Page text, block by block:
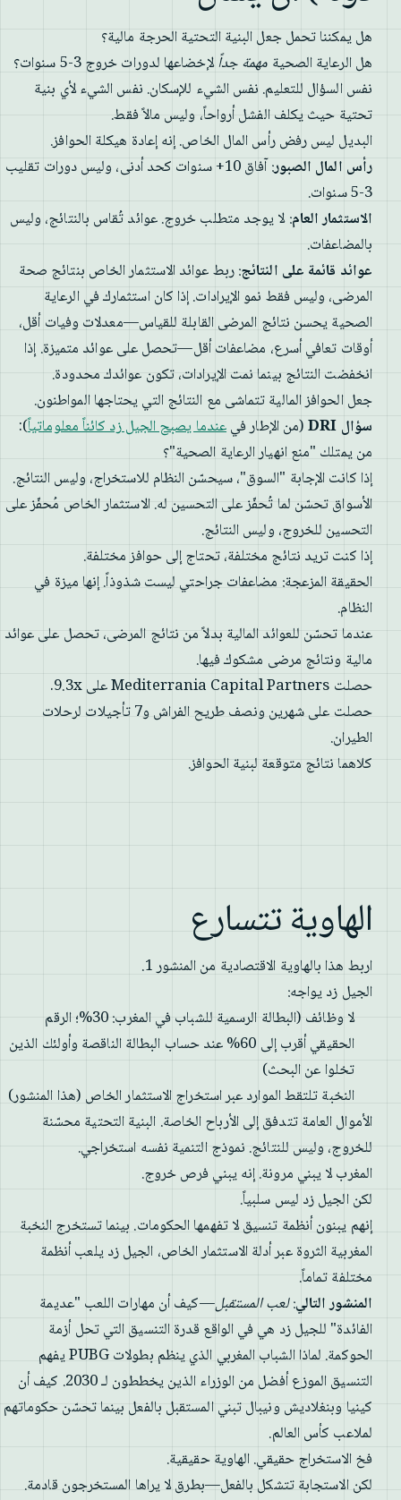
هل يمكننا تحمل جعل البنية التحتية الحرجة مالية؟
هل الرعاية الصحيةمهمة جداًلإخضاعها لدورات خروج 3-5 سنوات؟
نفس السؤال للتعليم. نفس الشيء للإسكان. نفس الشيء لأي بنية
تحتية حيث يكلف الفشل أرواحاً، وليس مالاً فقط.
البديل ليس رفض رأس المال الخاص. إنه إعادة هيكلة الحوافز.
رأس المال الصبور
: آفاق 10+ سنوات كحد أدنى، وليس دورات تقليب
الاستثمار العام: لا يوجد متطلب خروج. عوائد تُقاس بالنتائج، وليس
بالمضاعفات.
عوائد قائمة على النتائج: ربط عوائد الاستثمار الخاص بنتائج صحة
المرضى، وليس فقط نمو الإيرادات. إذا كان استثمارك في الرعاية
الصحية يحسن نتائج المرضى القابلة للقياس—معدلات وفيات أقل،
أوقات تعافي أسرع، مضاعفات أقل—تحصل على عوائد متميزة. إذا
انخفضت النتائج بينما نمت الإيرادات، تكون عوائدك محدودة.
جعل الحوافز المالية تتماشى مع النتائج التي يحتاجها المواطنون.
سؤال DRI
(من الإطار فيعندما يصبح الجيل زد كائناً معلوماتياً):
من يمتلك "منع انهيار الرعاية الصحية"؟
إذا كانت الإجابة "السوق"، سيحسّن النظام للاستخراج، وليس النتائج.
الأسواق تحسّن لما تُحفّز على التحسين له. الاستثمار الخاص مُحفّز على
التحسين للخروج، وليس النتائج.
إذا كنت تريد نتائج مختلفة، تحتاج إلى حوافز مختلفة.
الحقيقة المزعجة: مضاعفات جراحتي ليست شذوذاً. إنها ميزة في
النظام.
عندما تحسّن للعوائد المالية بدلاً من نتائج المرضى، تحصل على عوائد
مالية ونتائج مرضى مشكوك فيها.
حصلت Mediterrania Capital Partners على 9.3x.
حصلت على شهرين ونصف طريح الفراش و7 تأجيلات لرحلات
الطيران.
كلاهما نتائج متوقعة لبنية الحوافز.
الهاوية تتسارع
اربط هذا بالهاوية الاقتصادية من المنشور 1.
الجيل زد يواجه:
لا وظائف (البطالة الرسمية للشباب في المغرب: 30%؛ الرقم
الحقيقي أقرب إلى 60% عند حساب البطالة الناقصة وأولئك الذين
تخلوا عن البحث)
النخبة تلتقط الموارد عبر استخراج الاستثمار الخاص (هذا المنشور)
الأموال العامة تتدفق إلى الأرباح الخاصة. البنية التحتية محسّنة
للخروج، وليس للنتائج. نموذج التنمية نفسه استخراجي.
المغرب لا يبني مرونة. إنه يبني فرص خروج.
لكن الجيل زد ليس سلبياً.
إنهم يبنون أنظمة تنسيق لا تفهمها الحكومات. بينما تستخرج النخبة
المغربية الثروة عبر أدلة الاستثمار الخاص، الجيل زد يلعب أنظمة
مختلفة تماماً.
المنشور التالي:لعب المستقبل—كيف أن مهارات اللعب "عديمة
الفائدة" للجيل زد هي في الواقع قدرة التنسيق التي تحل أزمة
الحوكمة. لماذا الشباب المغربي الذي ينظم بطولات PUBG يفهم
التنسيق الموزع أفضل من الوزراء الذين يخططون لـ 2030. كيف أن
كينيا وبنغلاديش ونيبال تبني المستقبل بالفعل بينما تحسّن حكوماتهم
لملاعب كأس العالم.
فخ الاستخراج حقيقي. الهاوية حقيقية.
لكن الاستجابة تتشكل بالفعل—بطرق لا يراها المستخرجون قادمة.